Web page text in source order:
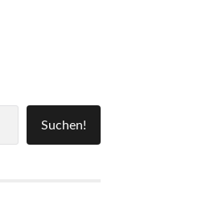
Suchen!